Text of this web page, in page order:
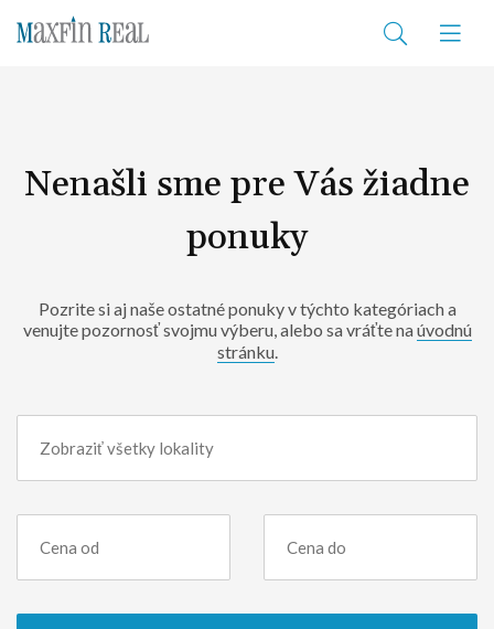
Nenašli sme pre Vás žiadne
ponuky
Pozrite si aj naše ostatné ponuky v týchto kategóriach a
venujte pozornosť svojmu výberu, alebo sa vráťte naúvodnú
stránku.